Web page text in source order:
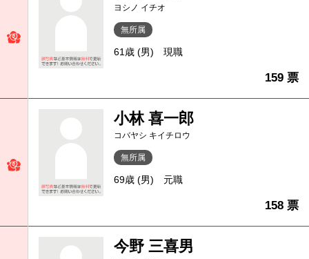
ヨシノ イチオ
無所属
61歳 (男) 現職
159 票
小林 喜一郎
コバヤシ キイチロウ
無所属
69歳 (男) 元職
158 票
今野 三喜男